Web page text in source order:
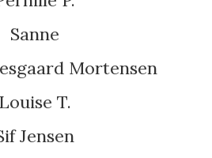
Sanne
Mortensen
Louise T.
Jensen